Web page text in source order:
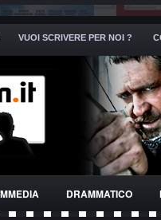
VUOI SCRIVERE PER NOI ?
DRAMMATICO